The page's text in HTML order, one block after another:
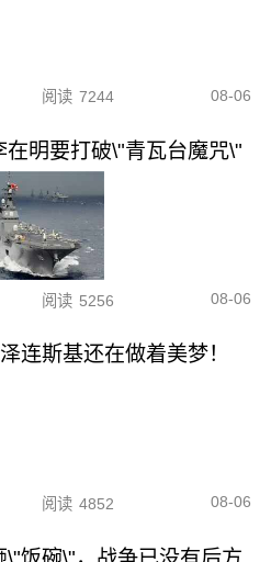
阅读 7244 08-06
明要打破\"青瓦台魔咒\"
阅读 5256 08-06
连斯基还在做着美梦！
阅读 4852 08-06